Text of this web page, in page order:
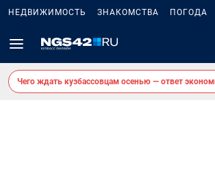
НЕДВИЖИМОСТЬ ЗНАКОМСТВА ПОГОДА
Чего ждать кузбассовцам осенью — ответ